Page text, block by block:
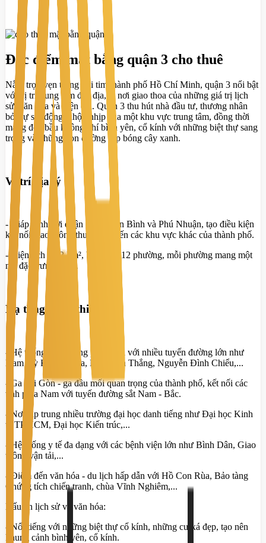
Đặc điểm mặt bằng quận 3 cho thuê
Nằm trọn vẹn trong trái tim thành phố Hồ Chí Minh, quận 3 nổi bật
với vị trí trung tâm đắc địa, là nơi giao thoa của những giá trị lịch
sử, văn hóa và hiện đại. Quận 3 thu hút nhà đầu tư, thương nhân
bởi sự sôi động, nhộn nhịp của một khu vực trung tâm, đồng thời
mang đến bầu không khí bình yên, cổ kính với những biệt thự sang
trọng và những con đường rợp bóng cây xanh.
Vị trí địa lý
- Giáp ranh với quận 1, 10, Tân Bình và Phú Nhuận, tạo điều kiện
kết nối giao thông thuận tiện đến các khu vực khác của thành phố.
- Diện tích 4,92 km², bao gồm 12 phường, mỗi phường mang một
nét đặc trưng riêng.
Hạ tầng hoàn thiện
- Hệ thống giao thông phát triển với nhiều tuyến đường lớn như
Nam Kỳ Khởi Nghĩa, Lý Chính Thắng, Nguyễn Đình Chiểu,...
- Ga Sài Gòn - ga đầu mối quan trọng của thành phố, kết nối các
tỉnh phía Nam với tuyến đường sắt Nam - Bắc.
- Nơi tập trung nhiều trường đại học danh tiếng như Đại học Kinh
tế TP.HCM, Đại học Kiến trúc,...
- Hệ thống y tế đa dạng với các bệnh viện lớn như Bình Dân, Giao
thông vận tải,...
- Điểm đến văn hóa - du lịch hấp dẫn với Hồ Con Rùa, Bảo tàng
Chứng tích chiến tranh, chùa Vĩnh Nghiêm,...
Dấu ấn lịch sử và văn hóa:
- Nổi tiếng với những biệt thự cổ kính, những cư xá đẹp, tạo nên
khung cảnh bình yên, cổ kính.